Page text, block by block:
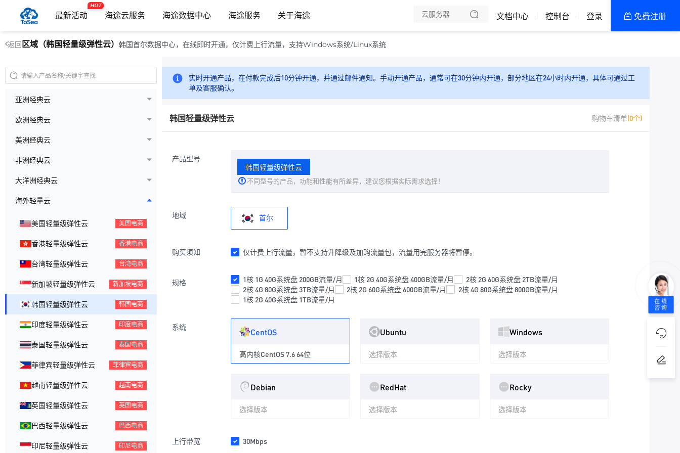
最新活动
HOT
海途云服务 海途数据中心 海途服务 关于海途
热销推荐
文档中心 控制台 登录 免费注册
返回 区域（韩国轻量级弹性云） 韩国首尔数据中心，在线即时开通，仅计费上行流量，支持Windows系统/Linux系统
亚洲经典云
欧洲经典云
美洲经典云
非洲经典云
大洋洲经典云
海外轻量云
美国轻量级弹性云 美国电商
香港轻量级弹性云 香港电商
台湾轻量级弹性云 台湾电商
新加坡轻量级弹性云 新加坡电商
韩国轻量级弹性云 韩国电商
印度轻量级弹性云 印度电商
泰国轻量级弹性云 泰国电商
菲律宾轻量级弹性云 菲律宾电商
越南轻量级弹性云 越南电商
英国轻量级弹性云 英国电商
巴西轻量级弹性云 巴西电商
印尼轻量级弹性云 印尼电商
实时开通产品，在付款完成后10分钟开通，并通过邮件通知。手动开通产品，通常可在30分钟内开通，部分地区在24小时内开通，具体可通过工
单及客服确认。
韩国轻量级弹性云 购物车清单(0个)
产品型号
韩国轻量级弹性云
不同型号的产品，功能和性能有所差异，建议您根据实际需求选择！
地域 首尔
购买须知 仅计费上行流量，暂不支持升降级及加购流量包，流量用完服务器将暂停。
规格 1核 1G 40G系统盘 200GB流量/月 1核 2G 40G系统盘 400GB流量/月
2核 2G 60G系统盘 2TB流量/月
2核 4G 80G系统盘 3TB流量/月
2核 2G 60G系统盘 600GB流量/月
2核 4G 80G系统盘 800GB流量/月
1核 2G 40G系统盘 1TB流量/月
系统 CentOS
高内核CentOS 7.6 64位
Ubuntu
选择版本
Windows
选择版本
Debian
选择版本
RedHat
选择版本
Rocky
选择版本
上行带宽 30Mbps
在线
咨询